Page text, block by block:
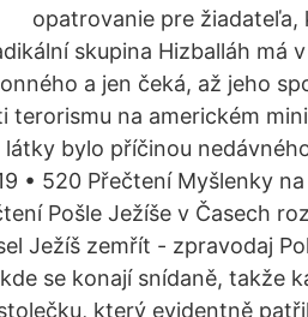
opatrovanie pre
skupina Hizballáh má
a jen čeká, až jeho
terorismu na americkém
látky bylo příčinou
• 520 Přečtení Myšlenky
Pošle Ježíše v Časech
Ježíš zemřít - zpravodaj
se konají snídaně, takže
který evidentně